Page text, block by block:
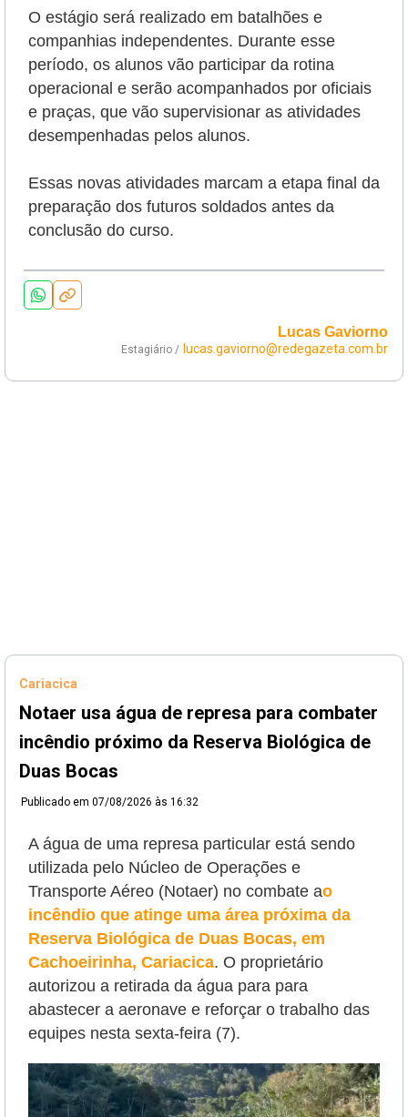
O estágio será realizado em batalhões e
companhias independentes. Durante esse
período, os alunos vão participar da rotina
operacional e serão acompanhados por oficiais
e praças, que vão supervisionar as atividades
desempenhadas pelos alunos.
Essas novas atividades marcam a etapa final da
preparação dos futuros soldados antes da
conclusão do curso.
Lucas Gaviorno
Estagiário / lucas.gaviorno@redegazeta.com.br
Cariacica
Notaer usa água de represa para combater
incêndio próximo da Reserva Biológica de
Duas Bocas
Publicado em 07/08/2026 às 16:32
A água de uma represa particular está sendo
utilizada pelo Núcleo de Operações e
Transporte Aéreo (Notaer) no combate ao
incêndio que atinge uma área próxima da
Reserva Biológica de Duas Bocas, em
Cachoeirinha, Cariacica. O proprietário
autorizou a retirada da água para para
abastecer a aeronave e reforçar o trabalho das
equipes nesta sexta-feira (7).